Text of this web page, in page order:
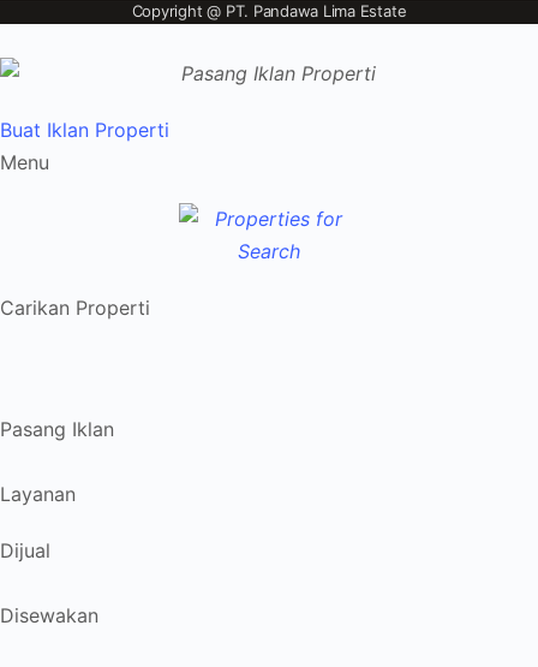
Copyright @ PT. Pandawa Lima Estate
Buat Iklan Properti
Menu
Carikan Properti
Pasang Iklan
Layanan
Dijual
Disewakan